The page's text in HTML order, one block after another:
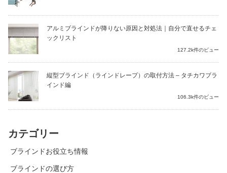
アルミブラインドが降りない原因と対処法｜自分で直せるチェ
ックリスト
127.2k件のビュー
縦型ブラインド（ラインドレープ）の取付方法 – タチカワブラ
インド編
106.3k件のビュー
カテゴリー
ブラインドお役立ち情報
ブラインドの選び方